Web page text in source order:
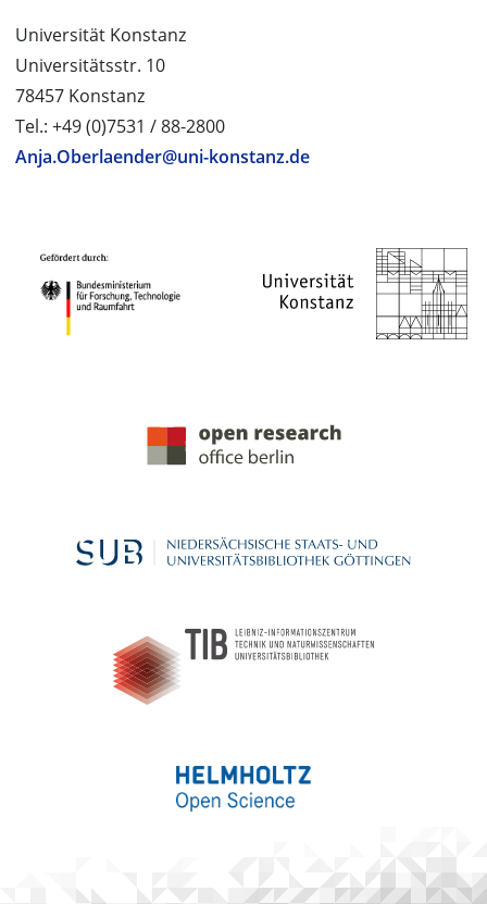
Universität Konstanz
Universitätsstr. 10
78457 Konstanz
Tel.: +49 (0)7531 / 88-2800
Anja.Oberlaender@uni-konstanz.de